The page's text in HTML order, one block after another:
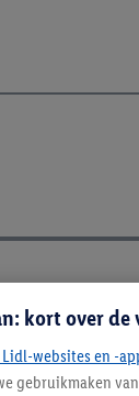
kort over
websites en -
gebruikmaken